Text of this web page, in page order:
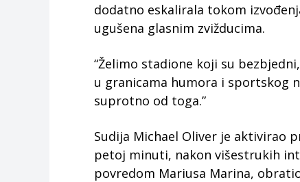
dodatno eskalirala tokom
ugušena glasnim zvižducima.
“Želimo stadione koji su
u granicama humora i sportskog
suprotno od toga.”
Sudija Michael Oliver je aktivirao
petoj minuti, nakon višestrukih
povredom Mariusa Marina,